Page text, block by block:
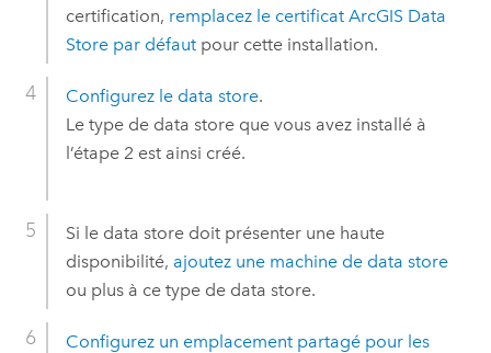
certification, remplacez le certificat ArcGIS Data
Storepar défautpour cette installation.
Configurez le data store.
Le type de data store que vous avez installé à
l’étape 2 est ainsi créé.
Si le data store doit présenter une haute
disponibilité, ajoutez une machine de data store
ou plus à ce type de data store.
Configurez un emplacement partagé pour les